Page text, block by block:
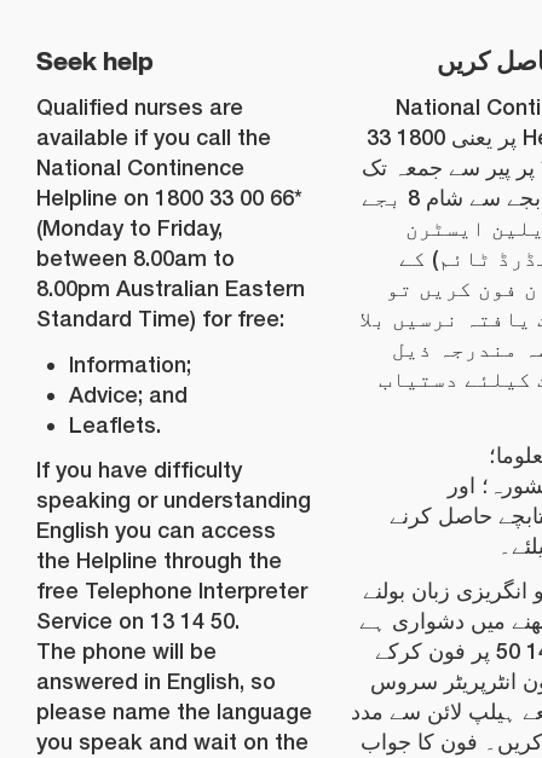
Seek help
Qualified nurses are
available if you call the
National Continence
Helpline on 1800 33 00 66*
(Monday to Friday,
between 8.00am to
8.00pm Australian Eastern
Standard Time) for free:
Information;
Advice; and
Leaflets.
If you have difficulty
speaking or understanding
English you can access
the Helpline through the
free Telephone Interpreter
Service on 13 14 50.
The phone will be
answered in English, so
please name the language
you speak and wait on the
کریں
National
Helpline پر یعنی 1800 33
66* پر پیر سے جمعہ تک
صبح 8 بجے سے شام 8 بجے
ایسٹرن
ٹائم) کے
فون کریں تو
یافتہ نرسیں بلا
مندرجہ ذیل
کیلئے دستیاب
اور
حاصل کرنے
انگریزی زبان بولنے
میں دشواری ہے
تو 13 14 50 پر فون کرکے
انٹرپریٹر سروس
ہیلپ لائن سے مدد
فون کا جواب